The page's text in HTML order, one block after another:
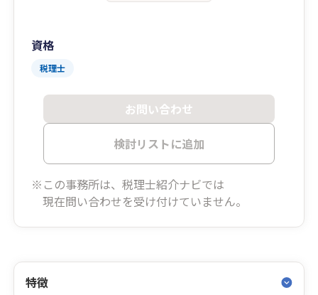
資格
税理士
お問い合わせ
検討リストに追加
※この事務所は、税理士紹介ナビでは
現在問い合わせを受け付けていません。
特徴